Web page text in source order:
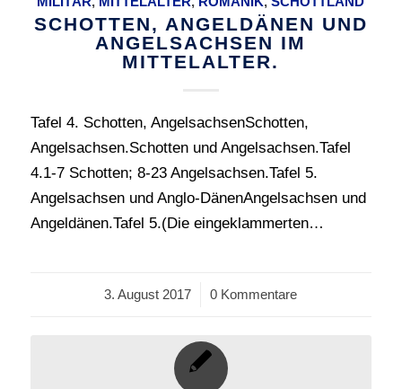
SCHOTTEN, ANGELDÄNEN UND
ANGELSACHSEN IM
MITTELALTER.
Tafel 4. Schotten, AngelsachsenSchotten,
Angelsachsen.Schotten und Angelsachsen.Tafel
4.1-7 Schotten; 8-23 Angelsachsen.Tafel 5.
Angelsachsen und Anglo-DänenAngelsachsen und
Angeldänen.Tafel 5.(Die eingeklammerten…
3. August 2017
/ 0 Kommentare